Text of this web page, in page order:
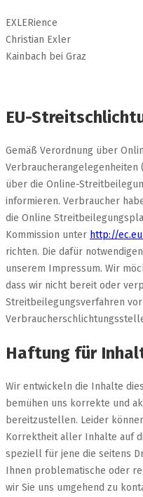
EXLERience
Christian Exler
Kainbach bei Graz
EU-
Gemäß Verordnung über
Verbraucherangelegenheiten
über die Online-
informieren. Verbraucher
die Online
Kommission unter http://
richten. Die dafür
unserem Impressum. Wir
dass wir nicht bereit oder
Streitbeilegungsverfahren
Haftung für
Wir entwickeln die Inhalte
bemühen uns korrekte und
bereitzustellen. Leider
Korrektheit aller Inhalte auf
speziell für jene die seitens
Ihnen problematische oder
wir Sie uns umgehend zu